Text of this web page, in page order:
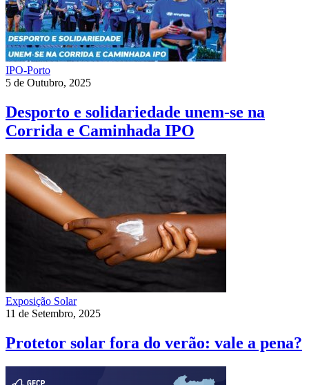
IPO-Porto
5 de Outubro, 2025
Desporto e solidariedade unem-se na
Corrida e Caminhada IPO
Exposição Solar
11 de Setembro, 2025
Protetor solar fora do verão: vale a pena?